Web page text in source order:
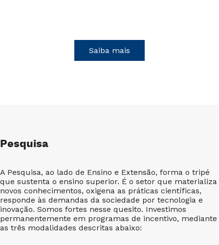
Saiba mais
Pesquisa
A Pesquisa, ao lado de Ensino e Extensão, forma o tripé
que sustenta o ensino superior. É o setor que materializa
novos conhecimentos, oxigena as práticas científicas,
responde às demandas da sociedade por tecnologia e
inovação. Somos fortes nesse quesito. Investimos
permanentemente em programas de incentivo, mediante
as três modalidades descritas abaixo: